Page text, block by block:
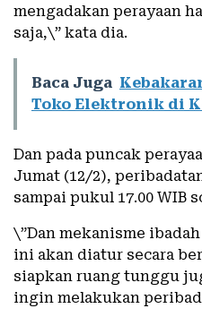
mengadakan perayaan
saja,\” kata dia.
Baca Juga
Toko Elektronik di
Dan pada puncak
Jumat (12/2),
sampai pukul 17.00 WIB
\”Dan mekanisme
ini akan diatur secara
siapkan ruang tunggu
ingin melakukan